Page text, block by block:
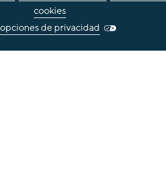
cookies
de privacidad